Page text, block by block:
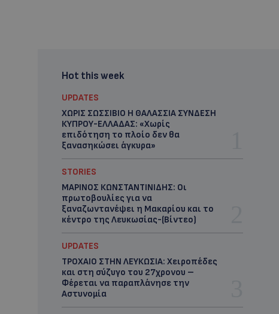
Hot this week
UPDATES
ΧΩΡΙΣ ΣΩΣΣΙΒΙΟ Η ΘΑΛΑΣΣΙΑ ΣΥΝΔΕΣΗ
ΚΥΠΡΟΥ-ΕΛΛΑΔΑΣ: «Χωρίς
επιδότηση το πλοίο δεν θα
ξανασηκώσει άγκυρα»
STORIES
ΜΑΡΙΝΟΣ ΚΩΝΣΤΑΝΤΙΝΙΔΗΣ: Οι
πρωτοβουλίες για να
ξαναζωντανέψει η Μακαρίου και το
κέντρο της Λευκωσίας-(Βίντεο)
UPDATES
ΤΡΟΧΑΙΟ ΣΤΗΝ ΛΕΥΚΩΣΙΑ: Χειροπέδες
και στη σύζυγο του 27χρονου –
Φέρεται να παραπλάνησε την
Αστυνομία